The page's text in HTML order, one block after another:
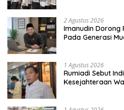
2 Agustus 2026
Imanudin Dorong
Pada Generasi
1 Agustus 2026
Rumiadi Sebut
Kesejahteraan